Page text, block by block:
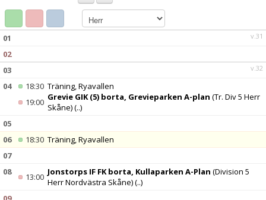
v.31
01
02
v.32
03
04
18:30 Träning, Ryavallen
19:00 Grevie GIK (5) borta, Grevieparken A-plan (Tr. Div 5 Herr
Skåne)(..)
05
06
18:30 Träning, Ryavallen
07
08
13:00Jonstorps IF FK borta, Kullaparken A-Plan (Division 5
Herr Nordvästra Skåne)(..)